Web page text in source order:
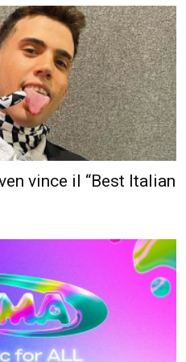
vince il “Best Italian